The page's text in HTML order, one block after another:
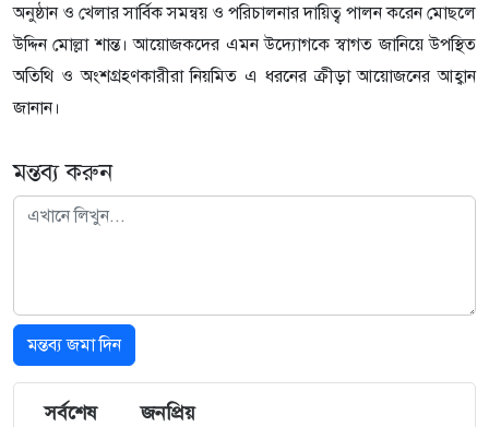
অনুষ্ঠান ও খেলার সার্বিক সমন্বয় ও পরিচালনার দায়িত্ব পালন করেন মোছলে
উদ্দিন মোল্লা শান্ত। আয়োজকদের এমন উদ্যোগকে স্বাগত জানিয়ে উপস্থিত
অতিথি ও অংশগ্রহণকারীরা নিয়মিত এ ধরনের ক্রীড়া আয়োজনের আহ্বান
জানান।
মন্তব্য করুন
মন্তব্য জমা দিন
সর্বশেষ জনপ্রিয়